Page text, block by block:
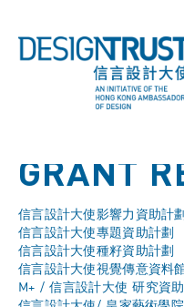
GRANT
信言設計大使影響力資助計劃
信言設計大使專題資助計劃
信言設計大使種籽資助計劃
信言設計大使視覺傳意資料
M+ / 信言設計大使 研究資